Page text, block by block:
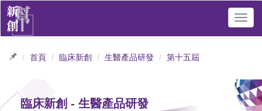
首頁 臨床新創 生醫產品研發 第十五屆
臨床新創 - 生醫產品研發